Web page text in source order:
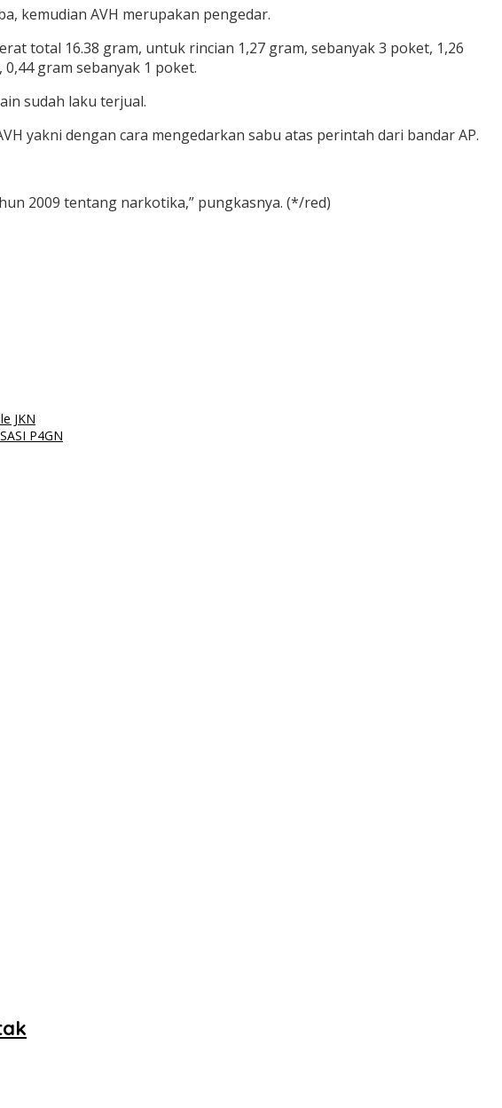
kemudian AVH merupakan pengedar.
total 16.38 gram, untuk rincian 1,27 gram, sebanyak 3 poket, 1,26
gram sebanyak 1 poket.
sudah laku terjual.
yakni dengan cara mengedarkan sabu atas perintah dari bandar AP.
2009 tentang narkotika,” pungkasnya. (*/red)
JKN
P4GN